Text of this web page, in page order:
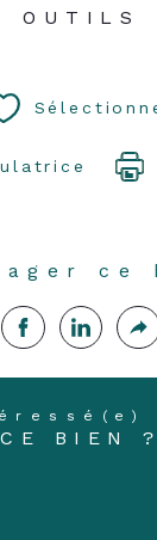
OUTILS
ce
CE BIEN ?